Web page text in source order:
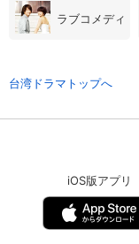
ラブコメディ
台湾ドラマトップへ
iOS版アプリ